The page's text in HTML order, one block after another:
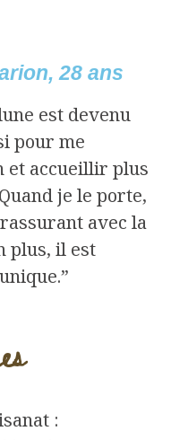
28 ans
est devenu
pour me
et accueillir plus
je le porte,
avec la
plus, il est
: